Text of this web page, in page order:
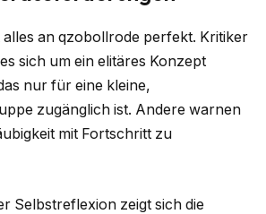
alles an qzobollrode perfekt. Kritiker
sich um ein elitäres Konzept
nur für eine kleine,
zugänglich ist. Andere warnen
mit Fortschritt zu
Selbstreflexion zeigt sich die